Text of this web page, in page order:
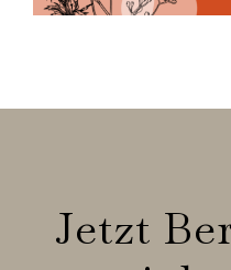
Jetzt